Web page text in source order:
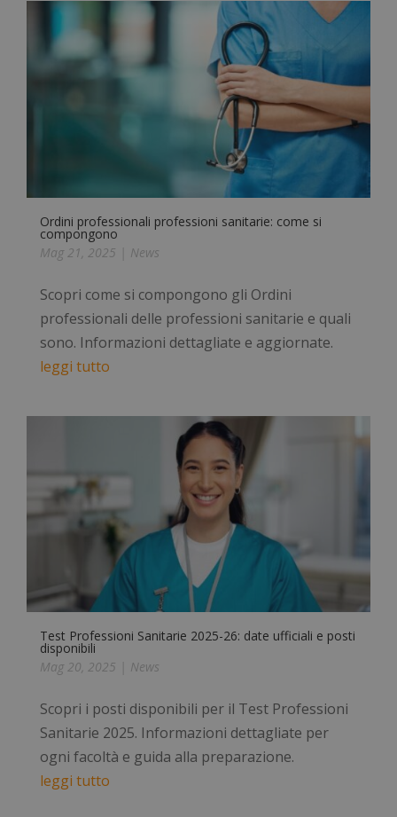
Ordini professionali professioni sanitarie: come si
compongono
Mag 21, 2025
News
Scopri come si compongono gli Ordini
professionali delle professioni sanitarie e quali
sono. Informazioni dettagliate e aggiornate.
leggi tutto
Test Professioni Sanitarie 2025-26: date ufficiali e posti
disponibili
Mag 20, 2025
News
Scopri i posti disponibili per il Test Professioni
Sanitarie 2025. Informazioni dettagliate per
ogni facoltà e guida alla preparazione.
leggi tutto